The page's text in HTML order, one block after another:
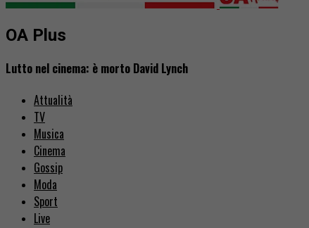
OA Plus
Lutto nel cinema: è morto David Lynch
Attualità
TV
Musica
Cinema
Gossip
Moda
Sport
Live